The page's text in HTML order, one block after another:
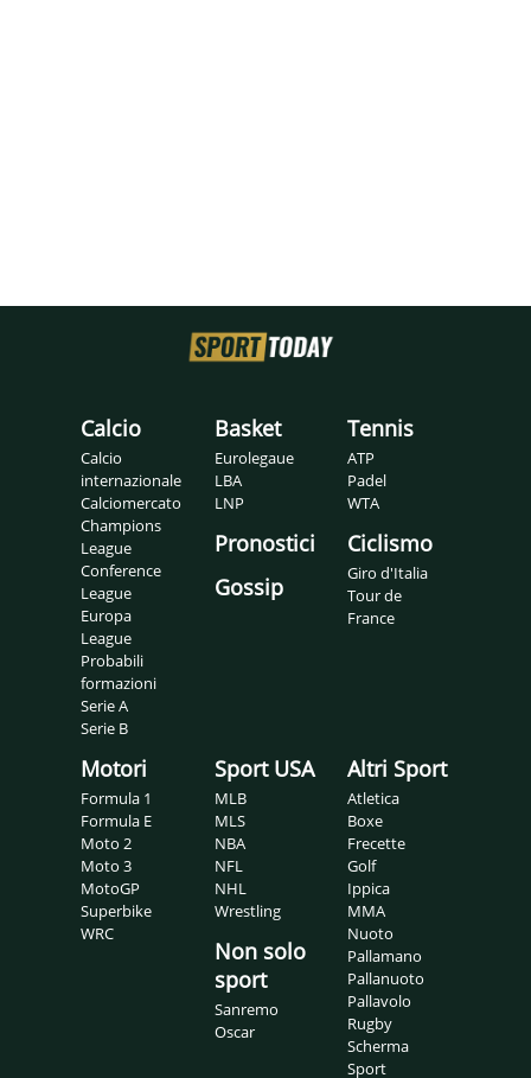
Calcio
Calcio
internazionale
Calciomercato
Champions
League
Conference
League
Europa
League
Probabili
formazioni
Serie A
Serie B
Basket
Eurolegaue
LBA
LNP
Pronostici
Gossip
Tennis
ATP
Padel
WTA
Ciclismo
Giro d'Italia
Tour de
France
Motori
Formula 1
Formula E
Moto 2
Moto 3
MotoGP
Superbike
WRC
Sport USA
MLB
MLS
NBA
NFL
NHL
Wrestling
Non solo
sport
Sanremo
Oscar
Altri Sport
Atletica
Boxe
Frecette
Golf
Ippica
MMA
Nuoto
Pallamano
Pallanuoto
Pallavolo
Rugby
Scherma
Sport